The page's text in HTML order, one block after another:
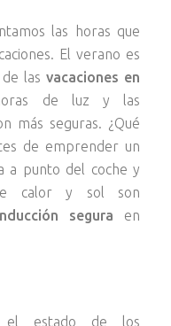
las horas que
El verano es
las vacaciones en
de luz y las
más seguras. ¿Qué
de emprender un
a punto del coche y
calor y sol son
segura en
el estado de los